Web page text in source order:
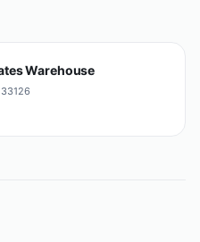
Warehouse